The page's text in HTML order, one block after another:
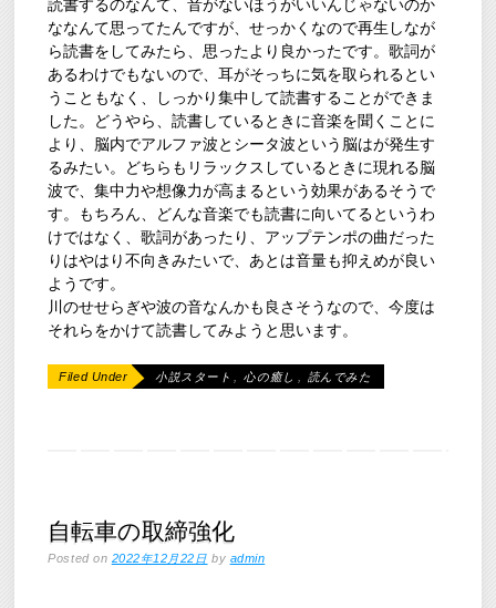
読書するのなんて、音がないほうがいいんじゃないのか
ななんて思ってたんですが、せっかくなので再生しなが
ら読書をしてみたら、思ったより良かったです。歌詞が
あるわけでもないので、耳がそっちに気を取られるとい
うこともなく、しっかり集中して読書することができま
した。どうやら、読書しているときに音楽を聞くことに
より、脳内でアルファ波とシータ波という脳はが発生す
るみたい。どちらもリラックスしているときに現れる脳
波で、集中力や想像力が高まるという効果があるそうで
す。もちろん、どんな音楽でも読書に向いてるというわ
けではなく、歌詞があったり、アップテンポの曲だった
りはやはり不向きみたいで、あとは音量も抑えめが良い
ようです。
川のせせらぎや波の音なんかも良さそうなので、今度は
それらをかけて読書してみようと思います。
Filed Under 小説スタート 心の癒し 読んでみた
自転車の取締強化
Posted on 2022年12月22日 by admin